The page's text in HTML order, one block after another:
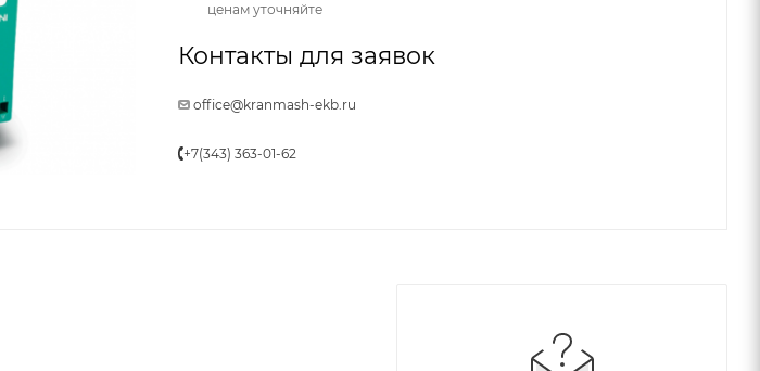
ценам уточняйте
Контакты для заявок
office@kranmash-ekb.ru
+7(343) 363-01-62